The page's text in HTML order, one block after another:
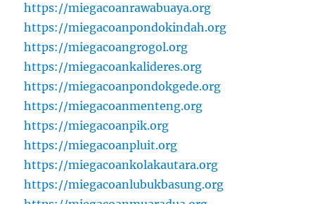
https://miegacoanrawabuaya.org
https://miegacoanpondokindah.org
https://miegacoangrogol.org
https://miegacoankalideres.org
https://miegacoanpondokgede.org
https://miegacoanmenteng.org
https://miegacoanpik.org
https://miegacoanpluit.org
https://miegacoankolakautara.org
https://miegacoanlubukbasung.org